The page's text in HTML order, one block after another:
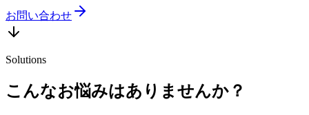
お問い合わせ
Solutions
こんなお悩みはありませんか？